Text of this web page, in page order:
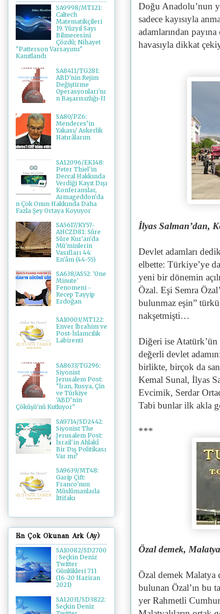
Doğu Anadolu’nun
sadece kayısıyla
adamlarından
havasıyla dikkat
İlyas Salman’dan,
Devlet adamları
elbette: Türkiye’ye
yeni bir dönemin
Özal. Eşi Semra
bulunmaz eşin”
nakşetmişti…
Diğeri ise
değerli devlet
birlikte, birçok da
Kemal Sunal, İlyas
Evcimik, Serdar
Tabi bunlar ilk akla
***
Özal demek,
Özal demek Malatya
bulunan Özal’ın bu
yer Rahmetli
SA9998/MT121:
Caltech
Matematikçileri
19. Yüzyıl Sayı
Bilmecesini
Çözdü; Nihayet
"Patterson Varsayımı"
Kanıtlandı
SA8411/TG281:
ABD'nin Rejim
Değiştirme
Operasyonları'nı
n Başarısızlığı-II
SA80/PZ6:
Menderes’in
Yakası/ Askerlik
Hatırâlarım
SA12096/EK148:
Peter Thiel'in
Deccal Hakkında
Verdiği Kayıt Dışı
Konferanslar,
Armageddon'da
n Çok Onun Hakkında Daha
Fazla Şey Ortaya Koyuyor
SA5617/KY57-
AHCZD81: Sûre
Sûre Kur'an'da
Mü'minlerin
Vasıfları 44:
En'âm (44-55)
SA638/AS52: 'One
Minute'
Fenomeni -
Recep Tayyip
Erdoğan
SA10003/MT122:
Enver İbrahim ve
Post-İslamcılık
Labirenti
SA8633/TG296:
Siyonist
Jerusalem Post:
"İran, Rusya, Çin
ve Türkiye
'ABD’nin
Çöküşü'nü Kutluyor"
SA9714/SD2442:
Siyonist The
Jerusalem Post:
İsrail'in Ahlakî
Bir Dış Politikası
Var mı?
SA9639/MT48:
Garip Çift:
Franco'nun
Müslümanlarla
İttifakı
En Çok Okunan Ark (Ay)
SA10082/SD2700
: Seçkin Deniz
Twitter
Günlükleri 711
(16-20 Haziran
2021)
SA12031/SD3822:
Seçkin Deniz